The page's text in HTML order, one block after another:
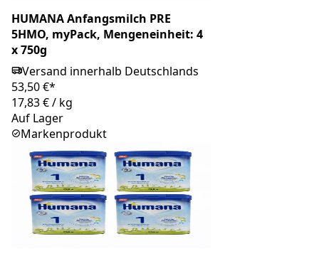
HUMANA Anfangsmilch PRE
5HMO, myPack, Mengeneinheit: 4
x 750g
Versand innerhalb Deutschlands
53,50 €*
17,83 €/ kg
Auf Lager
Markenprodukt